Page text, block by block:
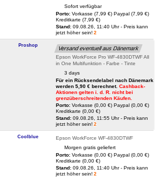
Sofort verfügbar
Porto: Vorkasse (7,99 €) Paypal (7,99 €)
Kreditkarte (7,99 €)
Stand: 09.08.26, 11:40 Uhr - Preis kann
jetzt höher sein! 2
Proshop Versand eventuell aus Dänemark
Epson WorkForce Pro WF-4830DTWF All
in One Multifunktion - Farbe - Tinte
3 days
Für ein Rücksendelabel nach Dänemark
werden 5,90 € berechnet. Cashback-
Aktionen gelten i. d. R. nicht bei
grenzüberschreitenden Käufen.
Porto: Vorkasse (0,00 €) Paypal (0,00 €)
Kreditkarte (0,00 €)
Stand: 09.08.26, 11:55 Uhr - Preis kann
jetzt höher sein! 2
Coolblue
Epson WorkForce WF-4830DTWF
Morgen gratis geliefert
Porto: Vorkasse (0,00 €) Paypal (0,00 €)
Kreditkarte (0,00 €)
Stand: 09.08.26, 11:40 Uhr - Preis kann
jetzt höher sein! 2